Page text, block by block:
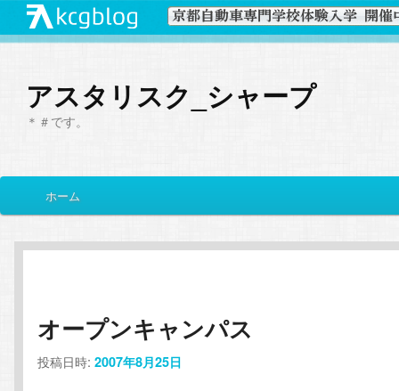
アスタリスク_シャープ
＊＃です。
イ
メ
イ
コ
ン
サ
ブ
ン
テ
ホーム
オープンキャンパス
投稿日時:2007年8月25日